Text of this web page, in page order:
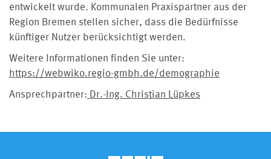
entwickelt wurde. Kommunalen Praxispartner aus der
Region Bremen stellen sicher, dass die Bedürfnisse
künftiger Nutzer berücksichtigt werden.
Weitere Informationen finden Sie unter:
https://webwiko.regio-gmbh.de/demographie
Ansprechpartner: Dr.-Ing. Christian Lüpkes